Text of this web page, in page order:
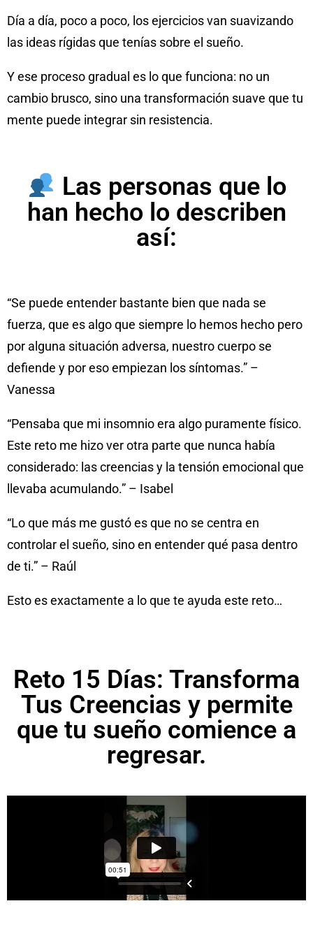
Día a día, poco a poco, los ejercicios van suavizando
las ideas rígidas que tenías sobre el sueño.
Y ese proceso gradual es lo que funciona: no un
cambio brusco, sino una transformación suave que tu
mente puede integrar sin resistencia.
Las personas que lo
han hecho lo describen
así:
“Se puede entender bastante bien que nada se
fuerza, que es algo que siempre lo hemos hecho pero
por alguna situación adversa, nuestro cuerpo se
defiende y por eso empiezan los síntomas.” –
Vanessa
“Pensaba que mi insomnio era algo puramente físico.
Este reto me hizo ver otra parte que nunca había
considerado: las creencias y la tensión emocional que
llevaba acumulando.” – Isabel
“Lo que más me gustó es que no se centra en
controlar el sueño, sino en entender qué pasa dentro
de ti.” – Raúl
Esto es exactamente a lo que te ayuda este reto…
Reto 15 Días: Transforma
Tus Creencias y permite
que tu sueño comience a
regresar.